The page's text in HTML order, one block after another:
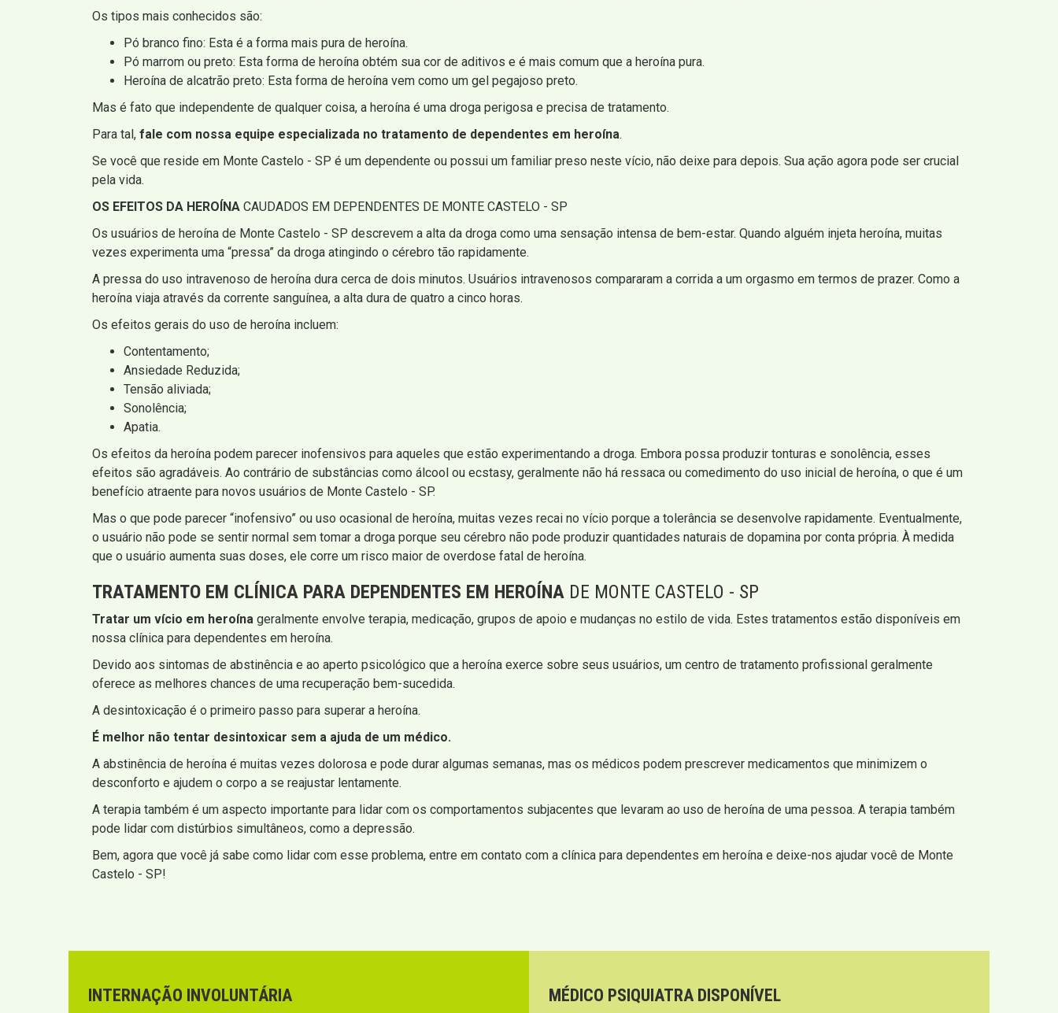
Os tipos mais conhecidos são:
Pó branco fino: Esta é a forma mais pura de heroína.
Pó marrom ou preto: Esta forma de heroína obtém sua cor de aditivos e é mais comum que a heroína pura.
Heroína de alcatrão preto: Esta forma de heroína vem como um gel pegajoso preto.
Mas é fato que independente de qualquer coisa, a heroína é uma droga perigosa e precisa de tratamento.
Para tal, fale com nossa equipe especializada no tratamento de dependentes em heroína.
Se você que reside em Monte Castelo - SP é um dependente ou possui um familiar preso neste vício, não deixe para depois. Sua ação agora pode ser crucial
pela vida.
OS EFEITOS DA HEROÍNA CAUDADOS EM DEPENDENTES DE MONTE CASTELO - SP
Os usuários de heroína de Monte Castelo - SP descrevem a alta da droga como uma sensação intensa de bem-estar. Quando alguém injeta heroína, muitas
vezes experimenta uma “pressa” da droga atingindo o cérebro tão rapidamente.
A pressa do uso intravenoso de heroína dura cerca de dois minutos. Usuários intravenosos compararam a corrida a um orgasmo em termos de prazer. Como a
heroína viaja através da corrente sanguínea, a alta dura de quatro a cinco horas.
Os efeitos gerais do uso de heroína incluem:
Contentamento;
Ansiedade Reduzida;
Tensão aliviada;
Sonolência;
Apatia.
Os efeitos da heroína podem parecer inofensivos para aqueles que estão experimentando a droga. Embora possa produzir tonturas e sonolência, esses
efeitos são agradáveis. Ao contrário de substâncias como álcool ou ecstasy, geralmente não há ressaca ou comedimento do uso inicial de heroína, o que é um
benefício atraente para novos usuários de Monte Castelo - SP.
Mas o que pode parecer “inofensivo” ou uso ocasional de heroína, muitas vezes recai no vício porque a tolerância se desenvolve rapidamente. Eventualmente,
o usuário não pode se sentir normal sem tomar a droga porque seu cérebro não pode produzir quantidades naturais de dopamina por conta própria. À medida
que o usuário aumenta suas doses, ele corre um risco maior de overdose fatal de heroína.
TRATAMENTO EM CLÍNICA PARA DEPENDENTES EM HEROÍNA DE MONTE CASTELO - SP
Tratar um vício em heroína geralmente envolve terapia, medicação, grupos de apoio e mudanças no estilo de vida. Estes tratamentos estão disponíveis em
nossa clínica para dependentes em heroína.
Devido aos sintomas de abstinência e ao aperto psicológico que a heroína exerce sobre seus usuários, um centro de tratamento profissional geralmente
oferece as melhores chances de uma recuperação bem-sucedida.
A desintoxicação é o primeiro passo para superar a heroína.
É melhor não tentar desintoxicar sem a ajuda de um médico.
A abstinência de heroína é muitas vezes dolorosa e pode durar algumas semanas, mas os médicos podem prescrever medicamentos que minimizem o
desconforto e ajudem o corpo a se reajustar lentamente.
A terapia também é um aspecto importante para lidar com os comportamentos subjacentes que levaram ao uso de heroína de uma pessoa. A terapia também
pode lidar com distúrbios simultâneos, como a depressão.
Bem, agora que você já sabe como lidar com esse problema, entre em contato com a clínica para dependentes em heroína e deixe-nos ajudar você de Monte
Castelo - SP!
INTERNAÇÃO INVOLUNTÁRIA MÉDICO PSIQUIATRA DISPONÍVEL